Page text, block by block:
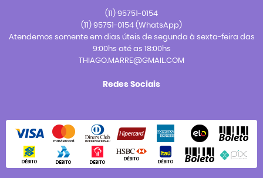
(11) 95751-0154
(11) 95751-0154 (WhatsApp)
Atendemos somente em dias úteis de segunda à sexta-feira das
9:00hs até as 18:00hs
THIAGO.MARRE@GMAIL.COM
Redes Sociais